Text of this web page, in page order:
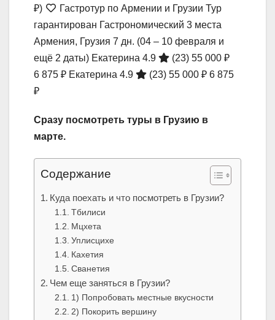
₽)
Гастротур по Армении и Грузии Тур
гарантирован Гастрономический 3 места
Армения, Грузия 7 дн. (04 – 10 февраля и
ещё 2 даты) Екатерина 4.9 (23) 55 000 ₽
6 875 ₽ Екатерина 4.9 (23) 55 000 ₽ 6 875
₽
Сразу посмотреть туры в Грузию в
марте.
Содержание
Куда поехать и что посмотреть в Грузии?
Тбилиси
Мцхета
Уплисцихе
Кахетия
Сванетия
Чем еще заняться в Грузии?
1) Попробовать местные вкусности
2) Покорить вершину